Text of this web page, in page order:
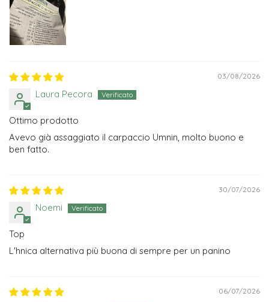
03/08/2026
Laura Pecora
Ottimo prodotto
Avevo già assaggiato il carpaccio Umnin, molto buono e
ben fatto.
30/07/2026
Noemi
Top
L'hnica alternativa più buona di sempre per un panino
06/07/2026